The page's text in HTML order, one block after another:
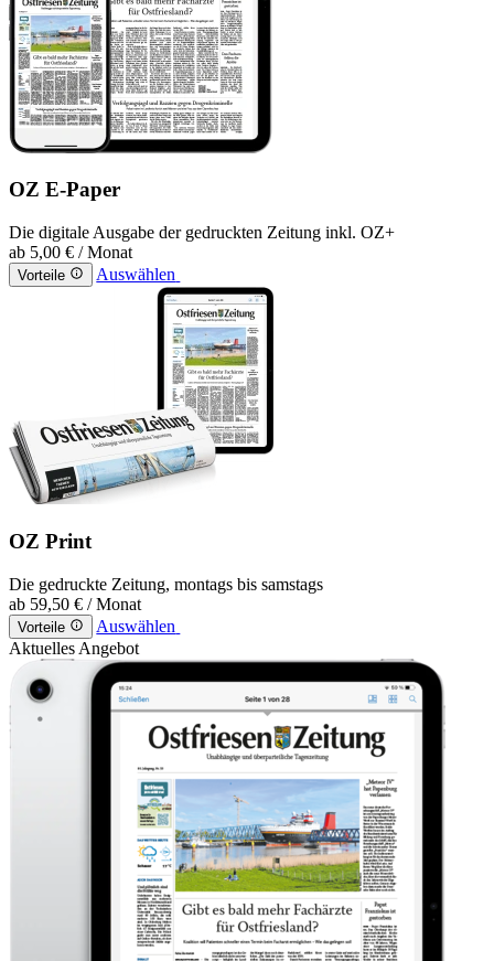
OZ E-Paper
Die digitale Ausgabe der gedruckten Zeitung inkl. OZ+
ab 5,00 € / Monat
Vorteile Auswählen
OZ Print
Die gedruckte Zeitung, montags bis samstags
ab 59,50 € / Monat
Vorteile
Auswählen
Aktuelles Angebot